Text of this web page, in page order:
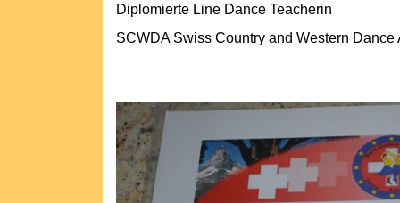
Diplomierte Line Dance Teacherin
SCWDA Swiss Country and Western Dance